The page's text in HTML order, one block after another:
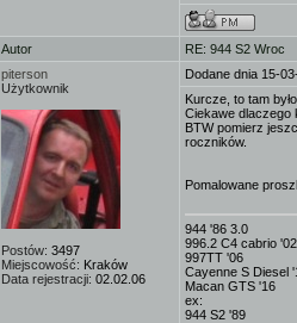
Autor
RE: 944 S2 Wroc
piterson
Użytkownik
Postów: 3497
Miejscowość: Kraków
Data rejestracji: 02.02.06
Dodane dnia 15-
Kurcze, to tam
Ciekawe dlaczego
BTW pomierz
roczników.
Pomalowane
944 '86 3.0
996.2 C4 cabrio '02
997TT '06
Cayenne S Diesel
Macan GTS '16
ex:
944 S2 '89